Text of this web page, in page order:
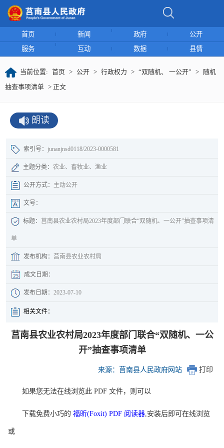
首页 新闻 政府
公开
服务
互动 数据 县情
当前位置: 首页 > 公开 > 行政权力 > “双随机、 一公开” > 随机
抽查事项清单 > 正文
朗读
索引号： junanjnsd0118/2023-0000581
主题分类： 农业、畜牧业、渔业
公开方式： 主动公开
文号：
标题： 莒南县农业农村局2023年度部门联合“双随机、一公开”抽查事项清
单
发布机构： 莒南县农业农村局
成文日期：
发布日期： 2023-07-10
相关文件：
莒南县农业农村局2023年度部门联合“双随机、一公
开”抽查事项清单
来源：莒南县人民政府网站 打印
如果您无法在线浏览此 PDF 文件，则可以
下载免费小巧的 福昕(Foxit) PDF 阅读器 ,安装后即可在线浏览
或